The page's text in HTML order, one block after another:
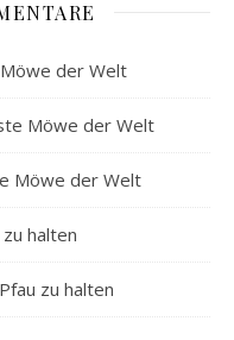
der Welt
Möwe der Welt
Möwe der Welt
halten
zu halten